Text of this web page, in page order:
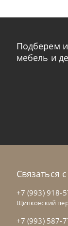
Premium
Подберем
мебель и
Связаться
+7 (993) 918-
Щипковский
+7 (993) 587-